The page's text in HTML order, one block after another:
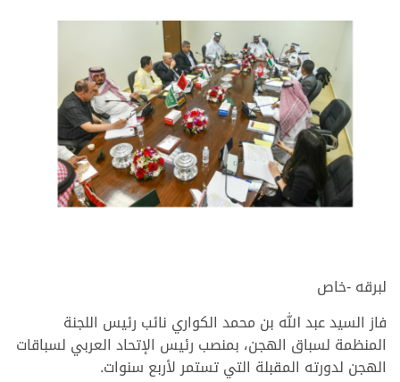
لبرقه -خاص
فاز السيد عبد الله بن محمد الكواري نائب رئيس اللجنة
المنظمة لسباق الهجن، بمنصب رئيس الإتحاد العربي لسباقات
الهجن لدورته المقبلة التي تستمر لأربع سنوات.